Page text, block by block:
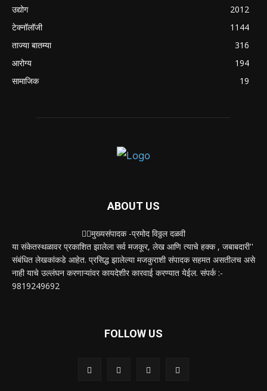
उद्योग
2012
टेक्नॉलॉजी
1144
ताज्या बातम्या
316
आरोग्य
194
सामाजिक
19
ABOUT US
✍🏻मुख्यसंपादक -प्रमोद विठ्ठल दळवी
या संकेतस्थळावर प्रकाशित झालेला सर्व मजकूर, लेख आणि त्याचे हक्क , जबाबदारी''
संबंधित लेखकांकडे आहेत. प्रसिद्ध झालेल्या मजकुराशी संपादक सहमत असतीलच असे
नाही याचे उल्लंघन करणाऱ्यांवर कायदेशीर कारवाई करण्यात येईल. संपर्क :-
9819249692
FOLLOW US